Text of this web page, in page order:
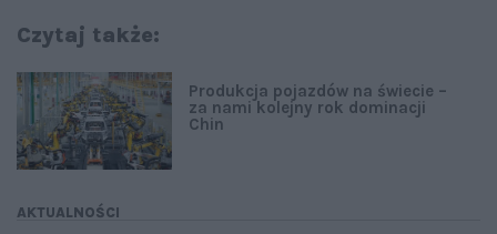
Czytaj także:
AKTUALNOŚCI
Produkcja pojazdów na świecie –
za nami kolejny rok dominacji
Chin